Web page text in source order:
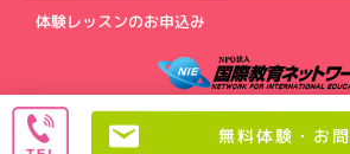
体験レッスンのお申込み
Copyright (C) インクル英会話スクール. All
無料体験・お